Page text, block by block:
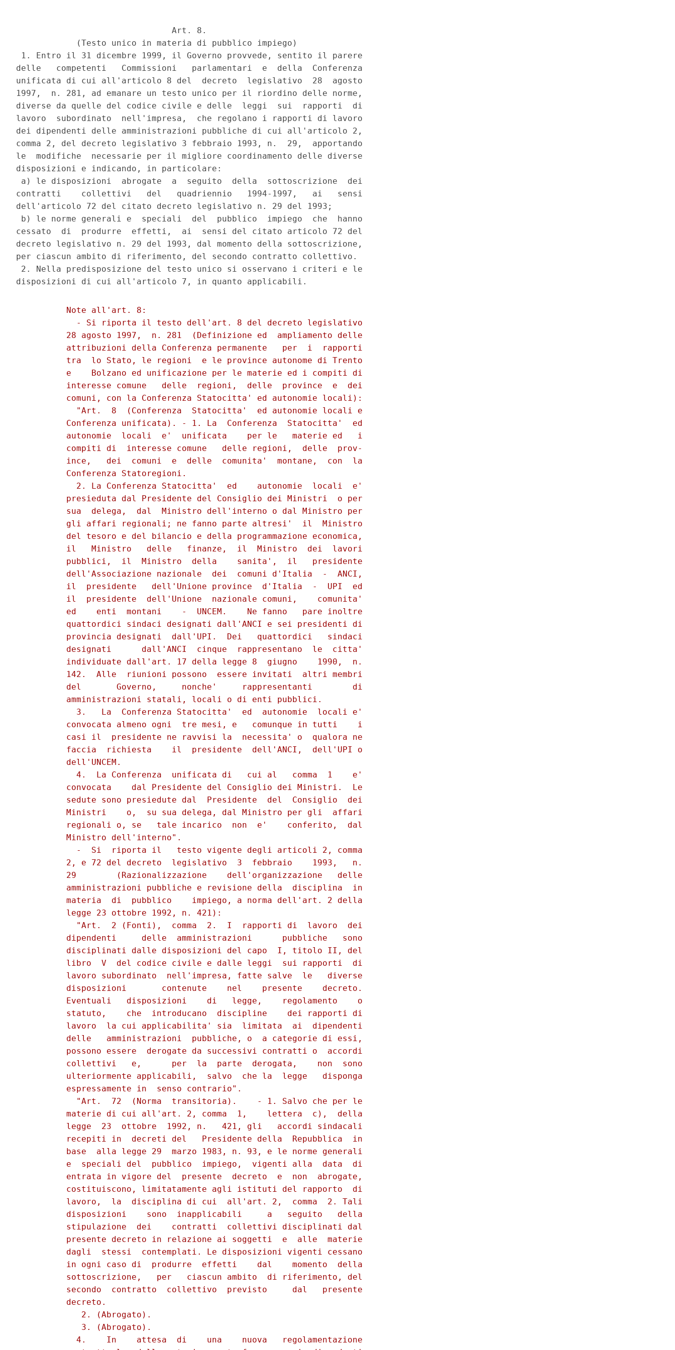
                               Art. 8.
            (Testo unico in materia di pubblico impiego)
1. Entro il 31 dicembre 1999, il Governo provvede, sentito il parere
delle   competenti   Commissioni   parlamentari  e  della  Conferenza
unificata di cui all'articolo 8 del  decreto  legislativo  28  agosto
1997,  n. 281, ad emanare un testo unico per il riordino delle norme,
diverse da quelle del codice civile e delle  leggi  sui  rapporti  di
lavoro  subordinato  nell'impresa,  che regolano i rapporti di lavoro
dei dipendenti delle amministrazioni pubbliche di cui all'articolo 2,
comma 2, del decreto legislativo 3 febbraio 1993, n.  29,  apportando
le  modifiche  necessarie per il migliore coordinamento delle diverse
disposizioni e indicando, in particolare:
a) le disposizioni  abrogate  a  seguito  della  sottoscrizione  dei
contratti    collettivi   del   quadriennio   1994-1997,   ai   sensi
dell'articolo 72 del citato decreto legislativo n. 29 del 1993;
b) le norme generali e  speciali  del  pubblico  impiego  che  hanno
cessato  di  produrre  effetti,  ai  sensi del citato articolo 72 del
decreto legislativo n. 29 del 1993, dal momento della sottoscrizione,
per ciascun ambito di riferimento, del secondo contratto collettivo.
2. Nella predisposizione del testo unico si osservano i criteri e le
          Note all'art. 8:
            - Si riporta il testo dell'art. 8 del decreto legislativo
          28 agosto 1997,  n. 281  (Definizione ed  ampliamento delle
          attribuzioni della Conferenza permanente   per  i  rapporti
          tra  lo Stato, le regioni  e le province autonome di Trento
          e    Bolzano ed unificazione per le materie ed i compiti di
          interesse comune   delle  regioni,  delle  province  e  dei
          comuni, con la Conferenza Statocitta' ed autonomie locali):
            "Art.  8  (Conferenza  Statocitta'  ed autonomie locali e
          Conferenza unificata). - 1. La  Conferenza  Statocitta'  ed
          autonomie  locali  e'  unificata    per le   materie ed   i
          compiti di  interesse comune   delle regioni,  delle  prov-
          ince,   dei  comuni  e  delle  comunita'  montane,  con  la
          Conferenza Statoregioni.
            2. La Conferenza Statocitta'  ed    autonomie  locali  e'
          presieduta dal Presidente del Consiglio dei Ministri  o per
          sua  delega,  dal  Ministro dell'interno o dal Ministro per
          gli affari regionali; ne fanno parte altresi'  il  Ministro
          del tesoro e del bilancio e della programmazione economica,
          il   Ministro   delle   finanze,  il  Ministro  dei  lavori
          pubblici,  il  Ministro  della    sanita',  il   presidente
          dell'Associazione nazionale  dei  comuni d'Italia  -  ANCI,
          il  presidente   dell'Unione province  d'Italia  -  UPI  ed
          il  presidente  dell'Unione  nazionale comuni,    comunita'
          ed    enti  montani    -  UNCEM.    Ne fanno   pare inoltre
          quattordici sindaci designati dall'ANCI e sei presidenti di
          provincia designati  dall'UPI.  Dei   quattordici   sindaci
          designati      dall'ANCI  cinque  rappresentano  le  citta'
          individuate dall'art. 17 della legge 8  giugno    1990,  n.
          142.  Alle  riunioni possono  essere invitati  altri membri
          del       Governo,     nonche'     rappresentanti        di
          amministrazioni statali, locali o di enti pubblici.
            3.   La  Conferenza Statocitta'  ed  autonomie  locali e'
          convocata almeno ogni  tre mesi, e   comunque in tutti    i
          casi il  presidente ne ravvisi la  necessita' o  qualora ne
          faccia  richiesta    il  presidente  dell'ANCI,  dell'UPI o
          dell'UNCEM.
            4.  La Conferenza  unificata di   cui al   comma  1    e'
          convocata    dal Presidente del Consiglio dei Ministri.  Le
          sedute sono presiedute dal  Presidente  del  Consiglio  dei
          Ministri    o,  su sua delega, dal Ministro per gli  affari
          regionali o, se   tale incarico  non  e'    conferito,  dal
          Ministro dell'interno".
            -  Si  riporta il   testo vigente degli articoli 2, comma
          2, e 72 del decreto  legislativo  3  febbraio    1993,   n.
          29        (Razionalizzazione    dell'organizzazione   delle
          amministrazioni pubbliche e revisione della  disciplina  in
          materia  di  pubblico    impiego, a norma dell'art. 2 della
          legge 23 ottobre 1992, n. 421):
            "Art.  2 (Fonti),  comma  2.  I  rapporti di  lavoro  dei
          dipendenti     delle  amministrazioni      pubbliche   sono
          disciplinati dalle disposizioni del capo  I, titolo II, del
          libro  V  del codice civile e dalle leggi  sui rapporti  di
          lavoro subordinato  nell'impresa, fatte salve  le   diverse
          disposizioni       contenute    nel    presente    decreto.
          Eventuali   disposizioni    di   legge,    regolamento    o
          statuto,    che  introducano  discipline    dei rapporti di
          lavoro  la cui applicabilita' sia  limitata  ai  dipendenti
          delle   amministrazioni  pubbliche, o  a categorie di essi,
          possono essere  derogate da successivi contratti o  accordi
          collettivi   e,      per  la  parte  derogata,    non  sono
          ulteriormente applicabili,  salvo  che la  legge   disponga
          espressamente in  senso contrario".
            "Art.  72  (Norma  transitoria).    - 1. Salvo che per le
          materie di cui all'art. 2, comma  1,    lettera  c),  della
          legge  23  ottobre  1992, n.   421, gli   accordi sindacali
          recepiti in  decreti del   Presidente della  Repubblica  in
          base  alla legge 29  marzo 1983, n. 93, e le norme generali
          e  speciali del  pubblico  impiego,  vigenti alla  data  di
          entrata in vigore del  presente  decreto  e  non  abrogate,
          costituiscono, limitatamente agli istituti del rapporto  di
          lavoro,  la  disciplina di cui  all'art. 2,  comma  2. Tali
          disposizioni    sono  inapplicabili     a   seguito   della
          stipulazione  dei    contratti  collettivi disciplinati dal
          presente decreto in relazione ai soggetti  e  alle  materie
          dagli  stessi  contemplati. Le disposizioni vigenti cessano
          in ogni caso di  produrre  effetti    dal    momento  della
          sottoscrizione,   per   ciascun ambito  di riferimento, del
          secondo  contratto  collettivo  previsto     dal   presente
          decreto.
             2. (Abrogato).
             3. (Abrogato).
            4.    In    attesa  di    una    nuova   regolamentazione